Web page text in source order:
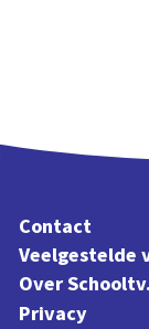
Contact
Veelgestelde
Over
Privacy